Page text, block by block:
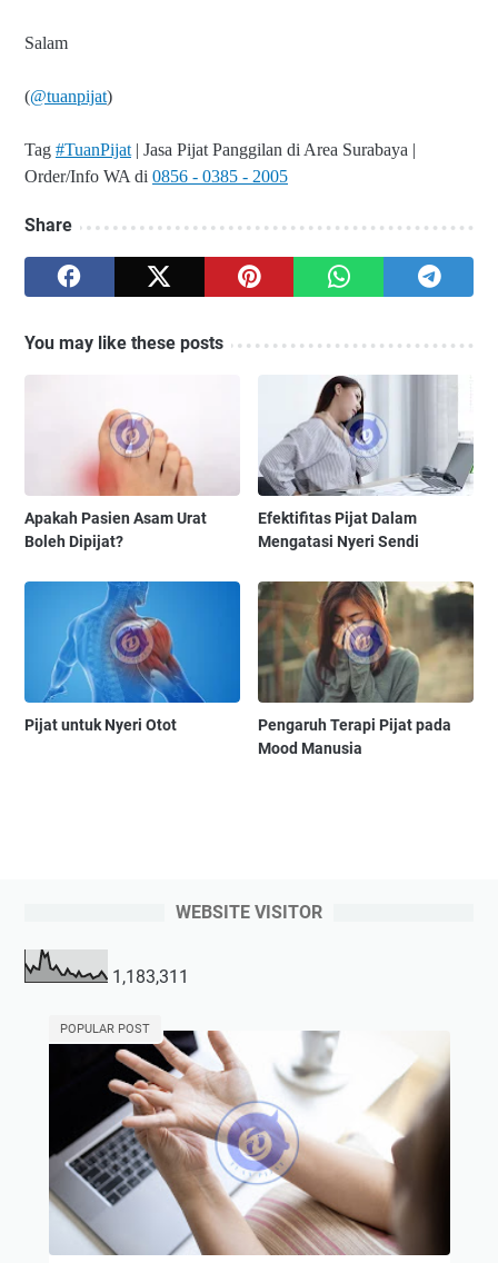
Salam
(@tuanpijat)
Tag #TuanPijat | Jasa Pijat Panggilan di Area Surabaya |
Order/Info WA di 0856 - 0385 - 2005
Share
You may like these posts
Apakah Pasien Asam Urat
Boleh Dipijat?
Efektifitas Pijat Dalam
Mengatasi Nyeri Sendi
Pijat untuk Nyeri Otot
Pengaruh Terapi Pijat pada
Mood Manusia
WEBSITE VISITOR
1,183,311
POPULAR POST